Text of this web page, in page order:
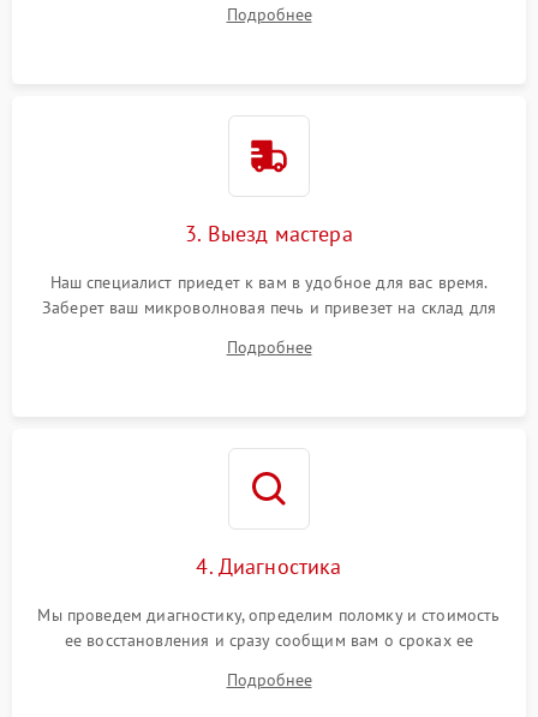
Подробнее
3. Выезд мастера
Наш специалист приедет к вам в удобное для вас время.
Заберет ваш микроволновая печь и привезет на склад для
Подробнее
4. Диагностика
Мы проведем диагностику, определим поломку и стоимость
ее восстановления и сразу сообщим вам о сроках ее
Подробнее